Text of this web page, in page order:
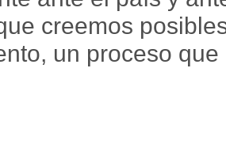
creemos
un proceso